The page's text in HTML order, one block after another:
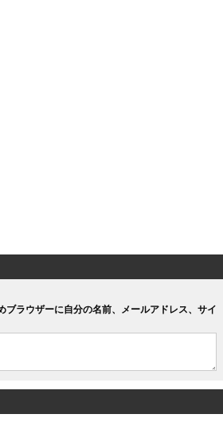
ブラウザーに自分の名前、メールアドレス、サイ